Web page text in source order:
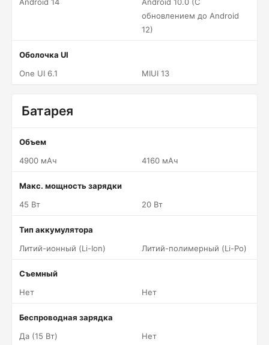
обновлением до Android
12)
Оболочка UI
One UI 6.1
MIUI 13
Батарея
Объем
4900 мАч
4160 мАч
Макс. мощность зарядки
45 Вт
20 Вт
Тип аккумулятора
Литий-ионный (Li-Ion)
Литий-полимерный (Li-Po)
Съемный
Нет
Нет
Беспроводная зарядка
Да (15 Вт)
Нет